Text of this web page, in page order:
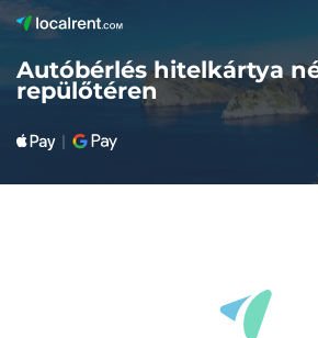
Autóbérlés hitelkártya
repülőtéren